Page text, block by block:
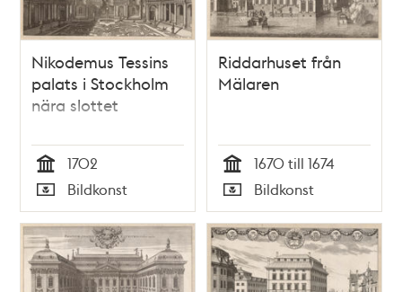
Nikodemus Tessins
palats i Stockholm
nära slottet
Tid
1702
Typ
Bildkonst
Riddarhuset från
Mälaren
Tid
1670 till 1674
Typ
Bildkonst